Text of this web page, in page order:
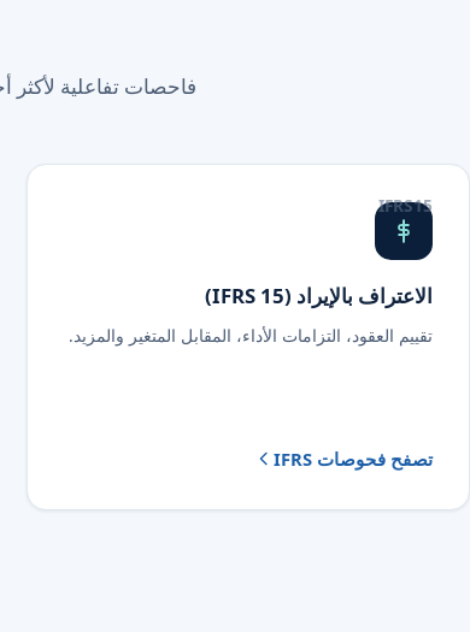
IFRS 15
الاعتراف بالإيراد (IFRS 15)
تقييم العقود، التزامات الأداء، المقابل المتغير والمزيد.
تصفح فحوصات IFRS